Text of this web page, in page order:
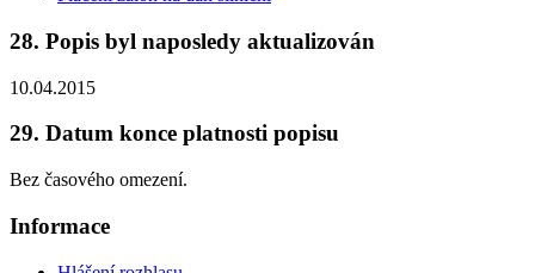
28. Popis byl naposledy aktualizován
10.04.2015
29. Datum konce platnosti popisu
Bez časového omezení.
Informace